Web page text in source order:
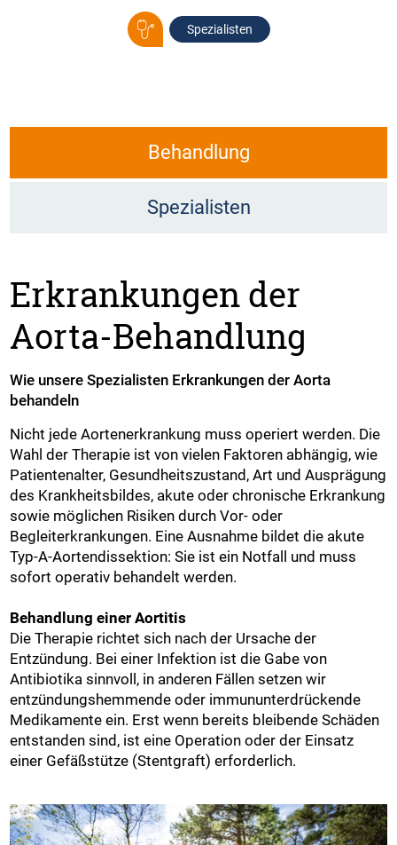
Spezialisten
Behandlung
Spezialisten
Erkrankungen der
Aorta-Behandlung
Wie unsere Spezialisten Erkrankungen der Aorta
behandeln
Nicht jede Aortenerkrankung muss operiert werden. Die
Wahl der Therapie ist von vielen Faktoren abhängig, wie
Patientenalter, Gesundheitszustand, Art und Ausprägung
des Krankheitsbildes, akute oder chronische Erkrankung
sowie möglichen Risiken durch Vor- oder
Begleiterkrankungen. Eine Ausnahme bildet die akute
Typ-A-Aortendissektion: Sie ist ein Notfall und muss
sofort operativ behandelt werden.
Behandlung einer Aortitis
Die Therapie richtet sich nach der Ursache der
Entzündung. Bei einer Infektion ist die Gabe von
Antibiotika sinnvoll, in anderen Fällen setzen wir
entzündungshemmende oder immununterdrückende
Medikamente ein. Erst wenn bereits bleibende Schäden
entstanden sind, ist eine Operation oder der Einsatz
einer Gefäßstütze (Stentgraft) erforderlich.